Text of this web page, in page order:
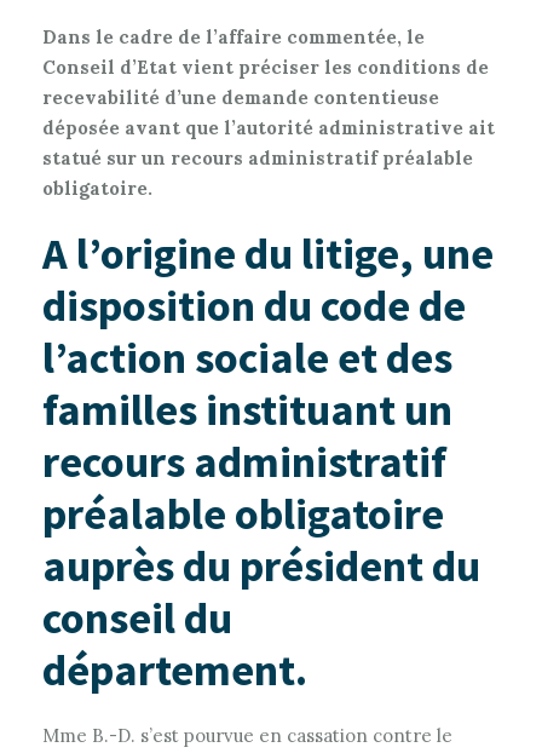
Dans le cadre de l’affaire commentée, le
Conseil d’Etat vient préciser les conditions de
recevabilité d’une demande contentieuse
déposée avant que l’autorité administrative ait
statué sur un recours administratif préalable
obligatoire.
A l’origine du litige, une
disposition du code de
l’action sociale et des
familles instituant un
recours administratif
préalable obligatoire
auprès du président du
conseil du
département.
Mme B.-D. s’est pourvue en cassation contre le